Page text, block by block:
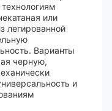
или
легированной
Варианты
черную,
и